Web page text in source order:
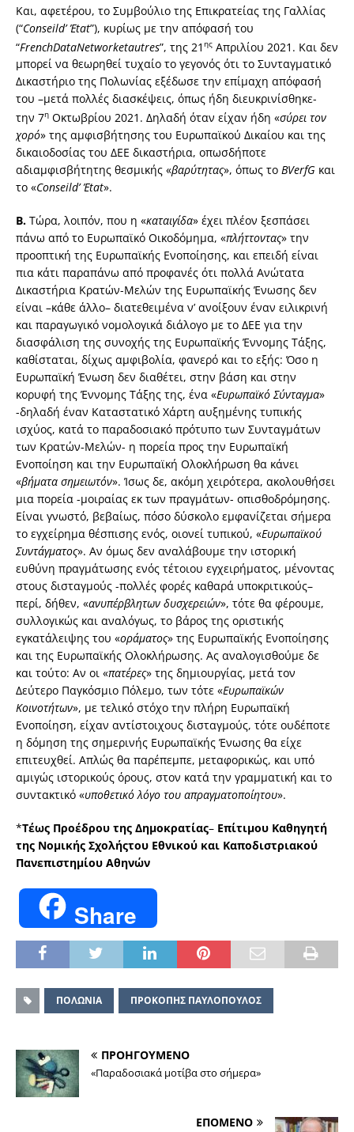
Και, αφετέρου, το Συμβούλιο της Επικρατείας της Γαλλίας
(“Conseild’Έtat”), κυρίως με την απόφασή του
“FrenchDataNetworketautres”, της 21 ης Απριλίου 2021. Και δεν
μπορεί να θεωρηθεί τυχαίο το γεγονός ότι το Συνταγματικό
Δικαστήριο της Πολωνίας εξέδωσε την επίμαχη απόφασή
του –μετά πολλές διασκέψεις, όπως ήδη διευκρινίσθηκε-
την 7η Οκτωβρίου 2021. Δηλαδή όταν είχαν ήδη «σύρει τον
χορό» της αμφισβήτησης του Ευρωπαϊκού Δικαίου και της
δικαιοδοσίας του ΔΕΕ δικαστήρια, οπωσδήποτε
αδιαμφισβήτητης θεσμικής «βαρύτητας», όπως το BVerfG και
το «Conseild’Έtat».
Β. Τώρα, λοιπόν, που η «καταιγίδα» έχει πλέον ξεσπάσει
πάνω από το Ευρωπαϊκό Οικοδόμημα, «πλήττοντας» την
προοπτική της Ευρωπαϊκής Ενοποίησης, και επειδή είναι
πια κάτι παραπάνω από προφανές ότι πολλά Ανώτατα
Δικαστήρια Κρατών-Μελών της Ευρωπαϊκής Ένωσης δεν
είναι –κάθε άλλο– διατεθειμένα ν’ ανοίξουν έναν ειλικρινή
και παραγωγικό νομολογικά διάλογο με το ΔΕΕ για την
διασφάλιση της συνοχής της Ευρωπαϊκής Έννομης Τάξης,
καθίσταται, δίχως αμφιβολία, φανερό και το εξής: Όσο η
Ευρωπαϊκή Ένωση δεν διαθέτει, στην βάση και στην
κορυφή της Έννομης Τάξης της, ένα «Ευρωπαϊκό Σύνταγμα»
-δηλαδή έναν Καταστατικό Χάρτη αυξημένης τυπικής
ισχύος, κατά το παραδοσιακό πρότυπο των Συνταγμάτων
των Κρατών-Μελών- η πορεία προς την Ευρωπαϊκή
Ενοποίηση και την Ευρωπαϊκή Ολοκλήρωση θα κάνει
«βήματα σημειωτόν». Ίσως δε, ακόμη χειρότερα, ακολουθήσει
μια πορεία -μοιραίας εκ των πραγμάτων- οπισθοδρόμησης.
Είναι γνωστό, βεβαίως, πόσο δύσκολο εμφανίζεται σήμερα
το εγχείρημα θέσπισης ενός, οιονεί τυπικού, «Ευρωπαϊκού
Συντάγματος». Αν όμως δεν αναλάβουμε την ιστορική
ευθύνη πραγμάτωσης ενός τέτοιου εγχειρήματος, μένοντας
στους δισταγμούς -πολλές φορές καθαρά υποκριτικούς–
περί, δήθεν, «ανυπέρβλητων δυσχερειών», τότε θα φέρουμε,
συλλογικώς και αναλόγως, το βάρος της οριστικής
εγκατάλειψης του «οράματος» της Ευρωπαϊκής Ενοποίησης
και της Ευρωπαϊκής Ολοκλήρωσης. Ας αναλογισθούμε δε
και τούτο: Αν οι «πατέρες» της δημιουργίας, μετά τον
Δεύτερο Παγκόσμιο Πόλεμο, των τότε «Ευρωπαϊκών
Κοινοτήτων», με τελικό στόχο την πλήρη Ευρωπαϊκή
Ενοποίηση, είχαν αντίστοιχους δισταγμούς, τότε ουδέποτε
η δόμηση της σημερινής Ευρωπαϊκής Ένωσης θα είχε
επιτευχθεί. Απλώς θα παρέπεμπε, μεταφορικώς, και υπό
αμιγώς ιστορικούς όρους, στον κατά την γραμματική και το
συντακτικό «υποθετικό λόγο του απραγματοποίητου».
*Τέως Προέδρου της Δημοκρατίας– Επίτιμου Καθηγητή
της Νομικής Σχολήςτου Εθνικού και Καποδιστριακού
Πανεπιστημίου Αθηνών
Share
ΠΟΛΩΝΙΑ ΠΡΟΚΟΠΗΣ ΠΑΥΛΟΠΟΥΛΟΣ
ΠΡΟΗΓΟΥΜΕΝΟ
«Παραδοσιακά μοτίβα στο σήμερα»
ΕΠΟΜΕΝΟ